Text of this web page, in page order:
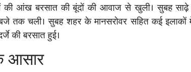
की आंख बरसात की बूंदों की आवाज से खुली। सुबह
तक चली। सुबह शहर के मानसरोवर सहित कई इलाकों
की बरसात हुई।
आसार